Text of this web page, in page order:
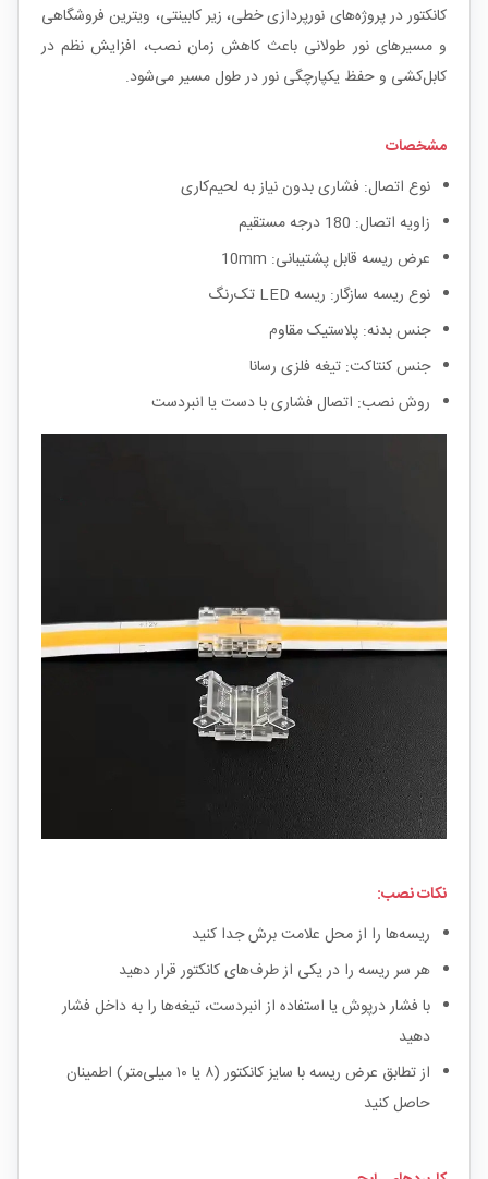
کانکتور در پروژه‌های نورپردازی خطی، زیر کابینتی، ویترین فروشگاهی
و مسیرهای نور طولانی باعث کاهش زمان نصب، افزایش نظم در
کابل‌کشی و حفظ یکپارچگی نور در طول مسیر می‌شود.
مشخصات
نوع اتصال: فشاری بدون نیاز به لحیم‌کاری
زاویه اتصال: 180 درجه مستقیم
عرض ریسه قابل پشتیبانی: 10mm
نوع ریسه سازگار: ریسه LED تک‌رنگ
جنس بدنه: پلاستیک مقاوم
جنس کنتاکت: تیغه فلزی رسانا
روش نصب: اتصال فشاری با دست یا انبردست
نکات نصب:
ریسه‌ها را از محل علامت برش جدا کنید
هر سر ریسه را در یکی از طرف‌های کانکتور قرار دهید
با فشار درپوش یا استفاده از انبردست، تیغه‌ها را به داخل فشار
دهید
از تطابق عرض ریسه با سایز کانکتور (۸ یا ۱۰ میلی‌متر) اطمینان
حاصل کنید